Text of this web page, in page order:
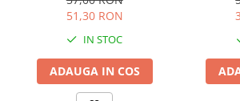
51,30 RON
IN STOC
ADAUGA IN COS